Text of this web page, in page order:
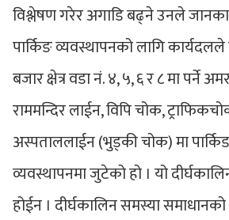
विश्लेषण गरेर अगाडि बढ्ने उनले
पार्किङ व्यवस्थापनको लागि
बजार क्षेत्र वडा नं. ४, ५, ६ र ८ मा पर्ने
राममन्दिर लाईन, विपि चोक,
अस्पताललाईन (भुड्की चोक) मा
व्यवस्थापनमा जुटेको हो । यो
होईन । दीर्घकालिन समस्या